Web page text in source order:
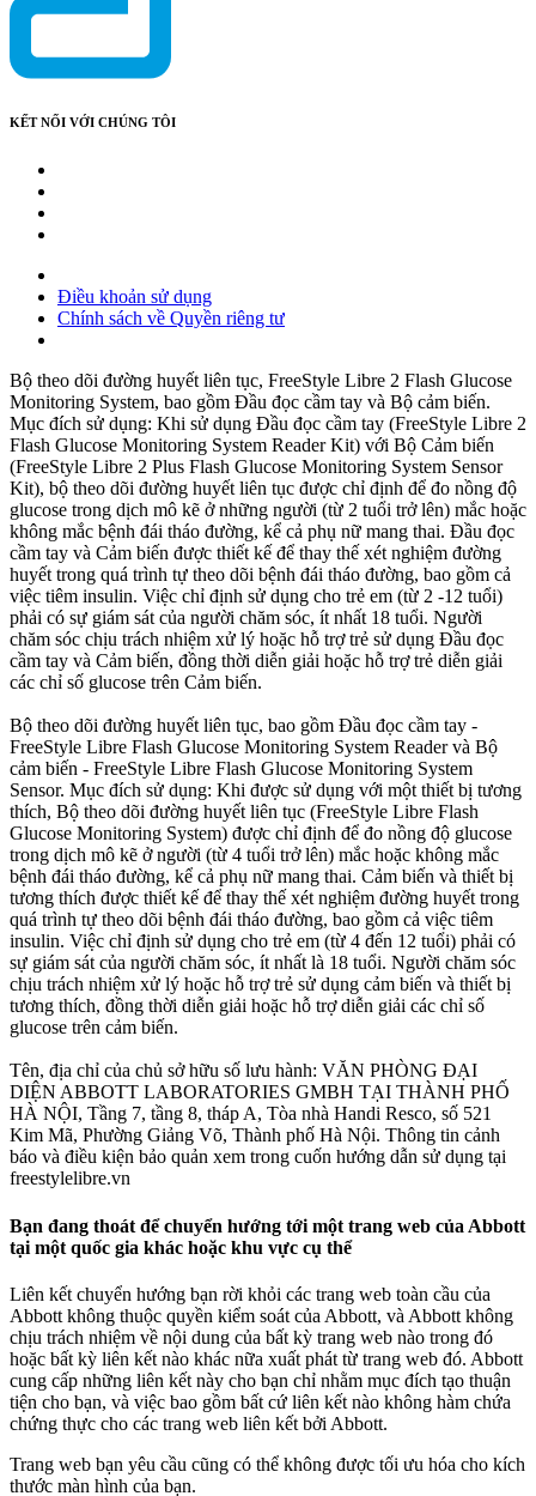
KẾT NỐI VỚI CHÚNG TÔI
Điều khoản sử dụng
Chính sách về Quyền riêng tư
Bộ theo dõi đường huyết liên tục, FreeStyle Libre 2 Flash Glucose
Monitoring System, bao gồm Đầu đọc cầm tay và Bộ cảm biến.
Mục đích sử dụng: Khi sử dụng Đầu đọc cầm tay (FreeStyle Libre 2
Flash Glucose Monitoring System Reader Kit) với Bộ Cảm biến
(FreeStyle Libre 2 Plus Flash Glucose Monitoring System Sensor
Kit), bộ theo dõi đường huyết liên tục được chỉ định để đo nồng độ
glucose trong dịch mô kẽ ở những người (từ 2 tuổi trở lên) mắc hoặc
không mắc bệnh đái tháo đường, kể cả phụ nữ mang thai. Đầu đọc
cầm tay và Cảm biến được thiết kế để thay thế xét nghiệm đường
huyết trong quá trình tự theo dõi bệnh đái tháo đường, bao gồm cả
việc tiêm insulin. Việc chỉ định sử dụng cho trẻ em (từ 2 -12 tuổi)
phải có sự giám sát của người chăm sóc, ít nhất 18 tuổi. Người
chăm sóc chịu trách nhiệm xử lý hoặc hỗ trợ trẻ sử dụng Đầu đọc
cầm tay và Cảm biến, đồng thời diễn giải hoặc hỗ trợ trẻ diễn giải
các chỉ số glucose trên Cảm biến.
Bộ theo dõi đường huyết liên tục, bao gồm Đầu đọc cầm tay -
FreeStyle Libre Flash Glucose Monitoring System Reader và Bộ
cảm biến - FreeStyle Libre Flash Glucose Monitoring System
Sensor. Mục đích sử dụng: Khi được sử dụng với một thiết bị tương
thích, Bộ theo dõi đường huyết liên tục (FreeStyle Libre Flash
Glucose Monitoring System) được chỉ định để đo nồng độ glucose
trong dịch mô kẽ ở người (từ 4 tuổi trở lên) mắc hoặc không mắc
bệnh đái tháo đường, kể cả phụ nữ mang thai. Cảm biến và thiết bị
tương thích được thiết kế để thay thế xét nghiệm đường huyết trong
quá trình tự theo dõi bệnh đái tháo đường, bao gồm cả việc tiêm
insulin. Việc chỉ định sử dụng cho trẻ em (từ 4 đến 12 tuổi) phải có
sự giám sát của người chăm sóc, ít nhất là 18 tuổi. Người chăm sóc
chịu trách nhiệm xử lý hoặc hỗ trợ trẻ sử dụng cảm biến và thiết bị
tương thích, đồng thời diễn giải hoặc hỗ trợ diễn giải các chỉ số
glucose trên cảm biến.
Tên, địa chỉ của chủ sở hữu số lưu hành: VĂN PHÒNG ĐẠI
DIỆN ABBOTT LABORATORIES GMBH TẠI THÀNH PHỐ
HÀ NỘI, Tầng 7, tầng 8, tháp A, Tòa nhà Handi Resco, số 521
Kim Mã, Phường Giảng Võ, Thành phố Hà Nội. Thông tin cảnh
báo và điều kiện bảo quản xem trong cuốn hướng dẫn sử dụng tại
freestylelibre.vn
Bạn đang thoát để chuyển hướng tới một trang web của Abbott
tại một quốc gia khác hoặc khu vực cụ thể
Liên kết chuyển hướng bạn rời khỏi các trang web toàn cầu của
Abbott không thuộc quyền kiểm soát của Abbott, và Abbott không
chịu trách nhiệm về nội dung của bất kỳ trang web nào trong đó
hoặc bất kỳ liên kết nào khác nữa xuất phát từ trang web đó. Abbott
cung cấp những liên kết này cho bạn chỉ nhằm mục đích tạo thuận
tiện cho bạn, và việc bao gồm bất cứ liên kết nào không hàm chứa
chứng thực cho các trang web liên kết bởi Abbott.
Trang web bạn yêu cầu cũng có thể không được tối ưu hóa cho kích
thước màn hình của bạn.